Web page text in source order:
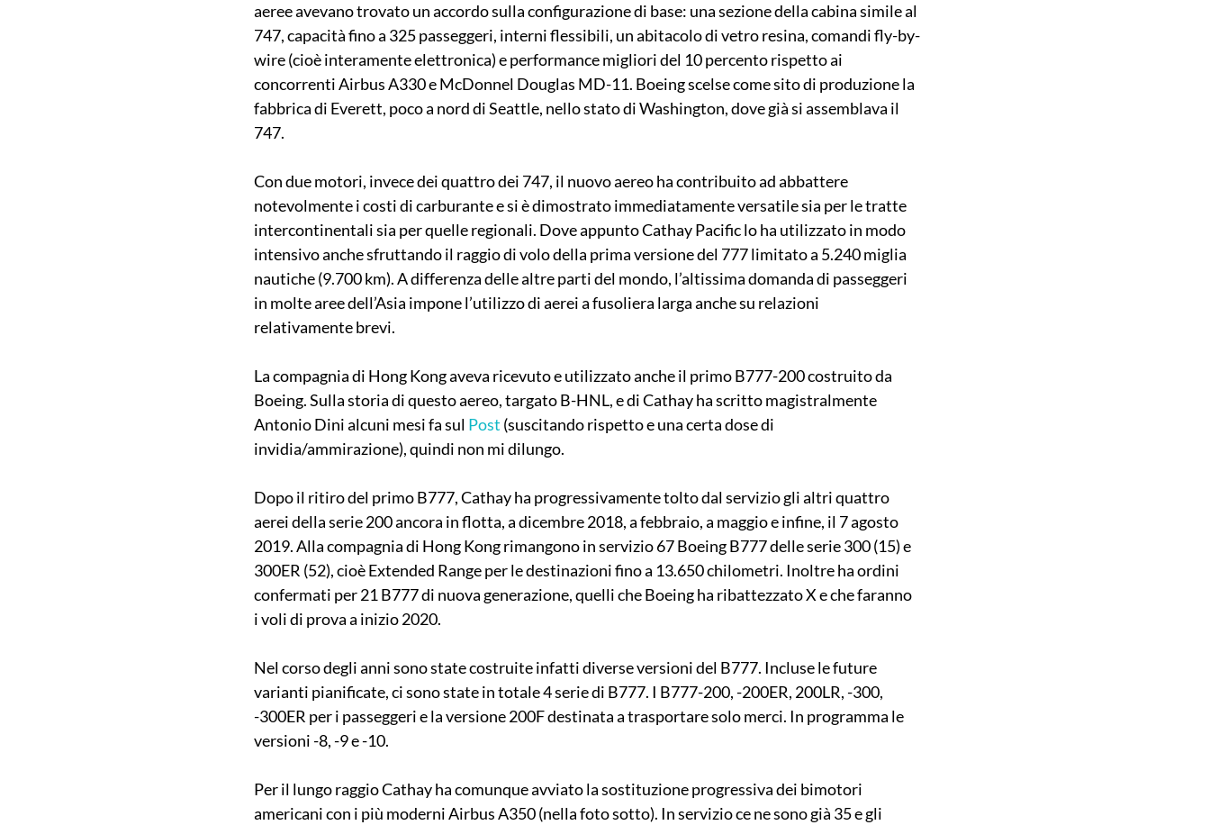
aeree avevano trovato un accordo sulla configurazione di base: una sezione della cabina simile al
747, capacità fino a 325 passeggeri, interni flessibili, un abitacolo di vetro resina, comandi fly-by-
wire (cioè interamente elettronica) e performance migliori del 10 percento rispetto ai
concorrenti Airbus A330 e McDonnel Douglas MD-11. Boeing scelse come sito di produzione la
fabbrica di Everett, poco a nord di Seattle, nello stato di Washington, dove già si assemblava il
747.
Con due motori, invece dei quattro dei 747, il nuovo aereo ha contribuito ad abbattere
notevolmente i costi di carburante e si è dimostrato immediatamente versatile sia per le tratte
intercontinentali sia per quelle regionali. Dove appunto Cathay Pacific lo ha utilizzato in modo
intensivo anche sfruttando il raggio di volo della prima versione del 777 limitato a 5.240 miglia
nautiche (9.700 km). A differenza delle altre parti del mondo, l’altissima domanda di passeggeri
in molte aree dell’Asia impone l’utilizzo di aerei a fusoliera larga anche su relazioni
relativamente brevi.
La compagnia di Hong Kong aveva ricevuto e utilizzato anche il primo B777-200 costruito da
Boeing. Sulla storia di questo aereo, targato B-HNL, e di Cathay ha scritto magistralmente
Antonio Dini alcuni mesi fa sul Post (suscitando rispetto e una certa dose di
invidia/ammirazione), quindi non mi dilungo.
Dopo il ritiro del primo B777, Cathay ha progressivamente tolto dal servizio gli altri quattro
aerei della serie 200 ancora in flotta, a dicembre 2018, a febbraio, a maggio e infine, il 7 agosto
2019. Alla compagnia di Hong Kong rimangono in servizio 67 Boeing B777 delle serie 300 (15) e
300ER (52), cioè Extended Range per le destinazioni fino a 13.650 chilometri. Inoltre ha ordini
confermati per 21 B777 di nuova generazione, quelli che Boeing ha ribattezzato X e che faranno
i voli di prova a inizio 2020.
Nel corso degli anni sono state costruite infatti diverse versioni del B777. Incluse le future
varianti pianificate, ci sono state in totale 4 serie di B777. I B777-200, -200ER, 200LR, -300,
-300ER per i passeggeri e la versione 200F destinata a trasportare solo merci. In programma le
versioni -8, -9 e -10.
Per il lungo raggio Cathay ha comunque avviato la sostituzione progressiva dei bimotori
americani con i più moderni Airbus A350 (nella foto sotto). In servizio ce ne sono già 35 e gli